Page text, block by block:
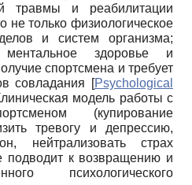
травмы и реабилитации
не только физиологическое
и систем организма;
здоровье и
спортсмена и требует
совладания
[Psychological
модель работы с
(купирование
тревогу и депрессию,
нейтрализовать страх
подводит к возвращению и
психологического